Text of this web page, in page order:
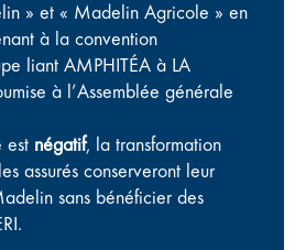
» et « Madelin Agricole » en
à la convention
liant AMPHITÉA à LA
à l’Assemblée générale
est négatif, la transformation
assurés conserveront leur
sans bénéficier des